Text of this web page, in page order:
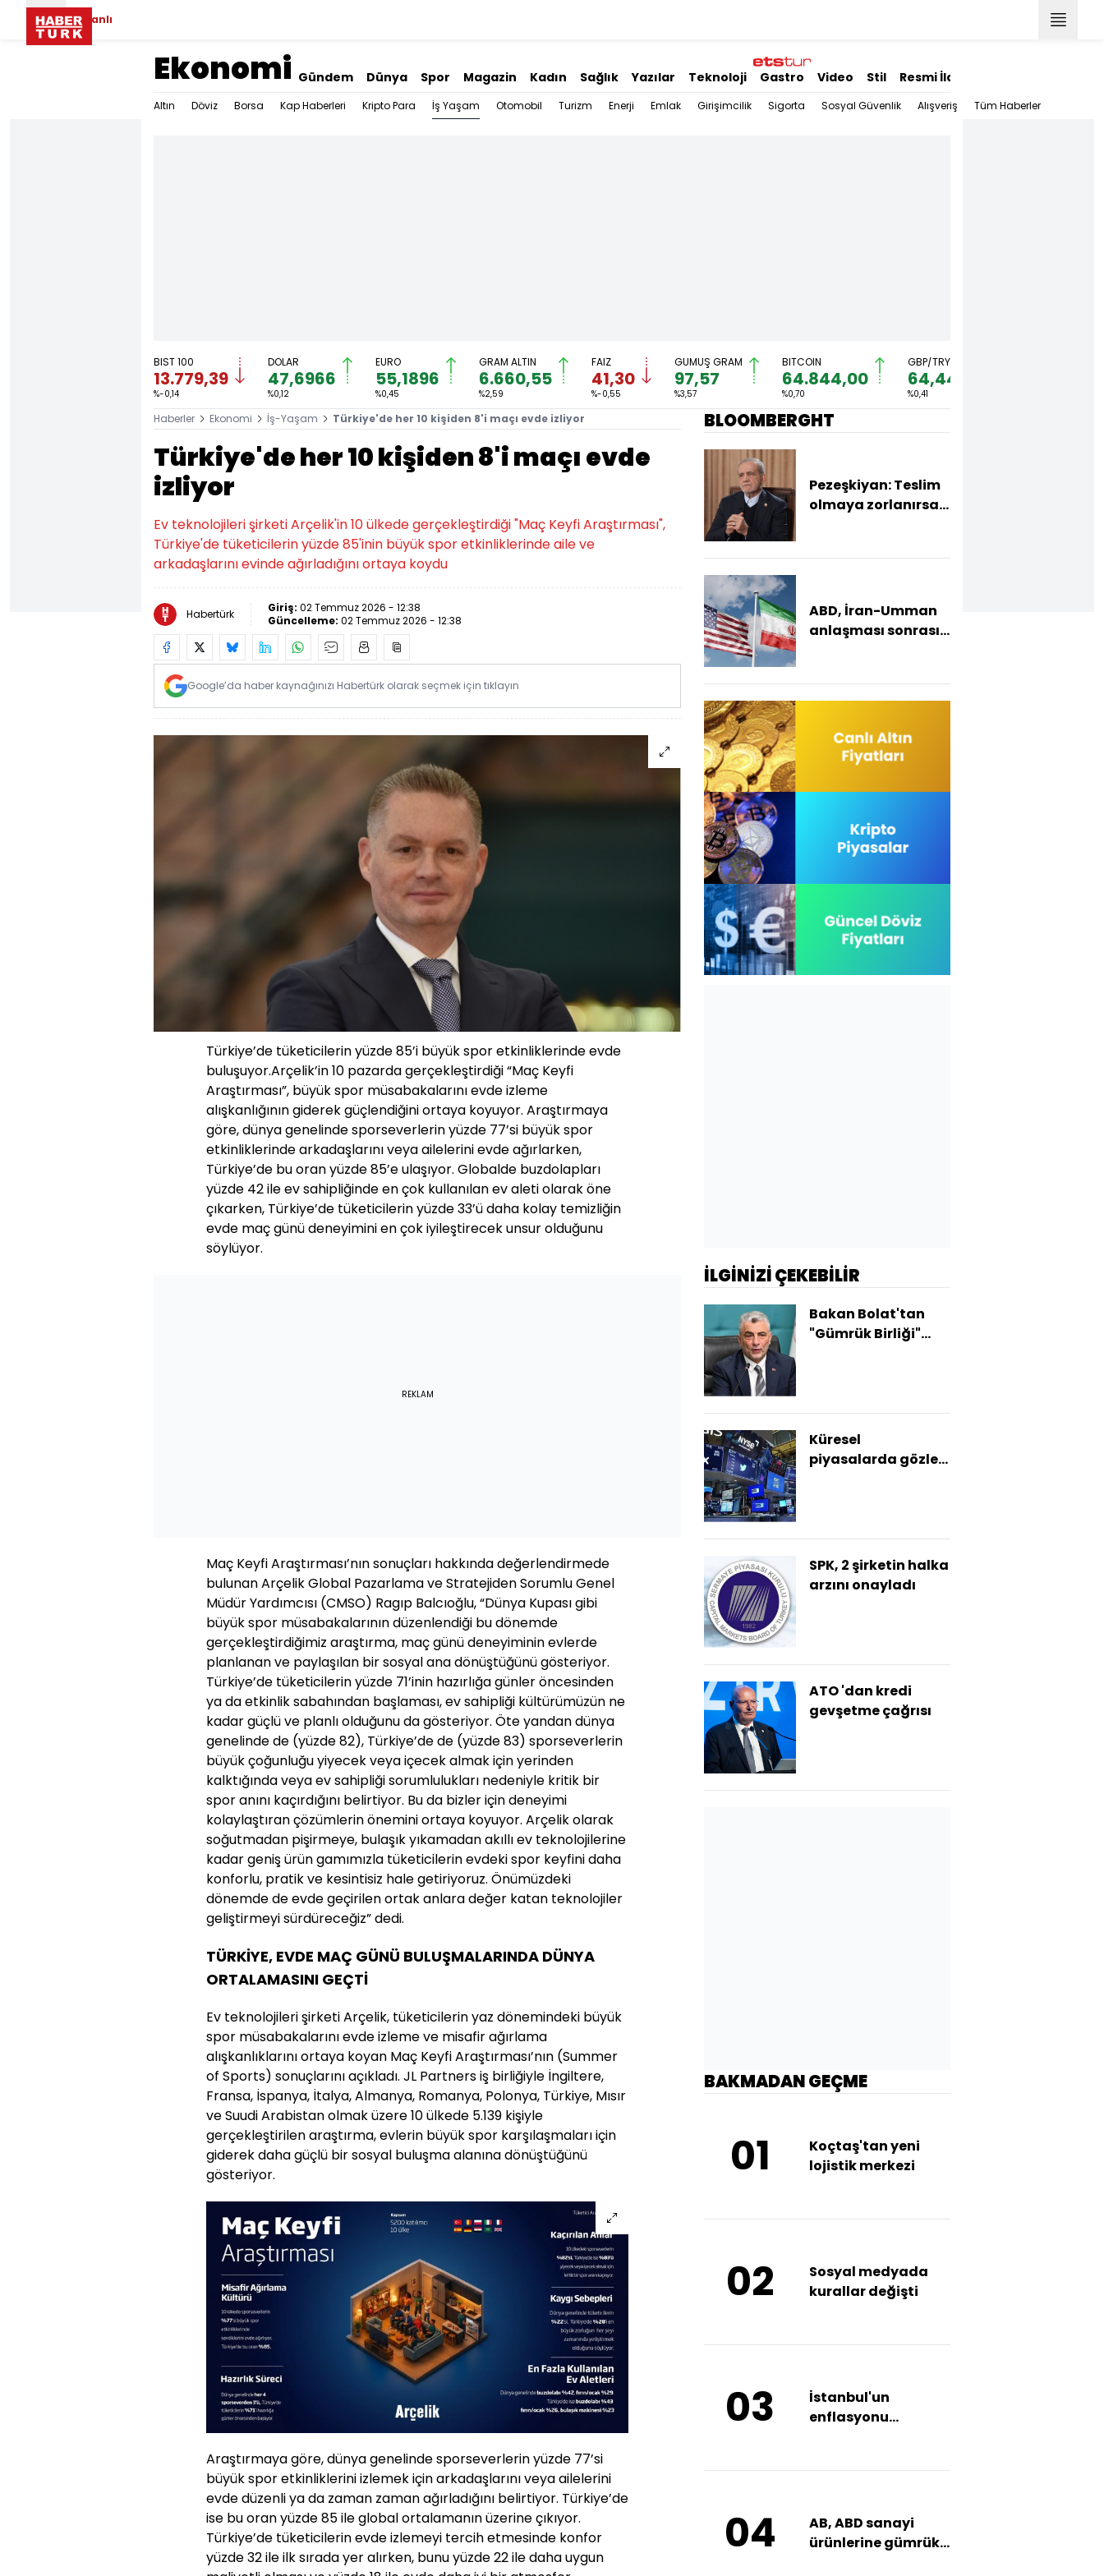
Canlı
Ekonomi Gündem Dünya Spor Magazin Kadın Sağlık Yazılar Teknoloji Gastro Video Stil Resmi İlanlar
Altın Döviz Borsa Kap Haberleri Kripto Para İş Yaşam Otomobil Turizm Enerji Emlak Girişimcilik Sigorta Sosyal Güvenlik Alışveriş Tüm Haberler
BIST 100
13.779,39
%-0,14
DOLAR
47,6966
%0,12
EURO
55,1896
%0,45
GRAM ALTIN
6.660,55
%2,59
FAİZ
41,30
%-0,55
GÜMÜŞ GRAM
97,57
%3,57
BITCOIN
64.844,00
%0,70
GBP/TRY
64,4492
%0,41
Haberler Ekonomi İş-Yaşam Türkiye'de her 10 kişiden 8'i maçı evde izliyor
Türkiye'de her 10 kişiden 8'i maçı evde
izliyor
Ev teknolojileri şirketi Arçelik'in 10 ülkede gerçekleştirdiği "Maç Keyfi Araştırması",
Türkiye'de tüketicilerin yüzde 85'inin büyük spor etkinliklerinde aile ve
arkadaşlarını evinde ağırladığını ortaya koydu
Habertürk Giriş: 02 Temmuz 2026 - 12:38
Güncelleme: 02 Temmuz 2026 - 12:38
Google’da haber kaynağınızı Habertürk olarak seçmek için tıklayın
Türkiye’de tüketicilerin yüzde 85’i büyük spor etkinliklerinde evde
buluşuyor.Arçelik’in 10 pazarda gerçekleştirdiği “Maç Keyfi
Araştırması”, büyük spor müsabakalarını evde izleme
alışkanlığının giderek güçlendiğini ortaya koyuyor. Araştırmaya
göre, dünya genelinde sporseverlerin yüzde 77’si büyük spor
etkinliklerinde arkadaşlarını veya ailelerini evde ağırlarken,
Türkiye’de bu oran yüzde 85’e ulaşıyor. Globalde buzdolapları
yüzde 42 ile ev sahipliğinde en çok kullanılan ev aleti olarak öne
çıkarken, Türkiye’de tüketicilerin yüzde 33’ü daha kolay temizliğin
evde maç günü deneyimini en çok iyileştirecek unsur olduğunu
söylüyor.
REKLAM
Maç Keyfi Araştırması’nın sonuçları hakkında değerlendirmede
bulunan Arçelik Global Pazarlama ve Stratejiden Sorumlu Genel
Müdür Yardımcısı (CMSO) Ragıp Balcıoğlu, “Dünya Kupası gibi
büyük spor müsabakalarının düzenlendiği bu dönemde
gerçekleştirdiğimiz araştırma, maç günü deneyiminin evlerde
planlanan ve paylaşılan bir sosyal ana dönüştüğünü gösteriyor.
Türkiye’de tüketicilerin yüzde 71’inin hazırlığa günler öncesinden
ya da etkinlik sabahından başlaması, ev sahipliği kültürümüzün ne
kadar güçlü ve planlı olduğunu da gösteriyor. Öte yandan dünya
genelinde de (yüzde 82), Türkiye’de de (yüzde 83) sporseverlerin
büyük çoğunluğu yiyecek veya içecek almak için yerinden
kalktığında veya ev sahipliği sorumlulukları nedeniyle kritik bir
spor anını kaçırdığını belirtiyor. Bu da bizler için deneyimi
kolaylaştıran çözümlerin önemini ortaya koyuyor. Arçelik olarak
soğutmadan pişirmeye, bulaşık yıkamadan akıllı ev teknolojilerine
kadar geniş ürün gamımızla tüketicilerin evdeki spor keyfini daha
konforlu, pratik ve kesintisiz hale getiriyoruz. Önümüzdeki
dönemde de evde geçirilen ortak anlara değer katan teknolojiler
geliştirmeyi sürdüreceğiz” dedi.
TÜRKİYE, EVDE MAÇ GÜNÜ BULUŞMALARINDA DÜNYA
ORTALAMASINI GEÇTİ
Ev teknolojileri şirketi Arçelik, tüketicilerin yaz dönemindeki büyük
spor müsabakalarını evde izleme ve misafir ağırlama
alışkanlıklarını ortaya koyan Maç Keyfi Araştırması’nın (Summer
of Sports) sonuçlarını açıkladı. JL Partners iş birliğiyle İngiltere,
Fransa, İspanya, İtalya, Almanya, Romanya, Polonya, Türkiye, Mısır
ve Suudi Arabistan olmak üzere 10 ülkede 5.139 kişiyle
gerçekleştirilen araştırma, evlerin büyük spor karşılaşmaları için
giderek daha güçlü bir sosyal buluşma alanına dönüştüğünü
gösteriyor.
Araştırmaya göre, dünya genelinde sporseverlerin yüzde 77’si
büyük spor etkinliklerini izlemek için arkadaşlarını veya ailelerini
evde düzenli ya da zaman zaman ağırladığını belirtiyor. Türkiye’de
ise bu oran yüzde 85 ile global ortalamanın üzerine çıkıyor.
Türkiye’de tüketicilerin evde izlemeyi tercih etmesinde konfor
yüzde 32 ile ilk sırada yer alırken, bunu yüzde 22 ile daha uygun
BLOOMBERGHT
Pezeşkiyan: Teslim
olmaya zorlanırsak
ABD, İran-Umman
anlaşması sonrası
İLGİNİZİ ÇEKEBİLİR
Bakan Bolat'tan
"Gümrük Birliği"
Küresel
piyasalarda gözler
SPK, 2 şirketin halka
arzını onayladı
ATO 'dan kredi
gevşetme çağrısı
BAKMADAN GEÇME
01
Koçtaş'tan yeni
lojistik merkezi
02
Sosyal medyada
kurallar değişti
03
İstanbul'un
enflasyonu
04
AB, ABD sanayi
ürünlerine gümrük